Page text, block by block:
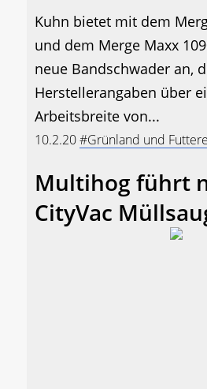
Kuhn bietet mit dem
und dem Merge Maxx
neue Bandschwader an,
Herstellerangaben über
Arbeitsbreite von...
10.2.20#Grünland und
Multihog führt
CityVac